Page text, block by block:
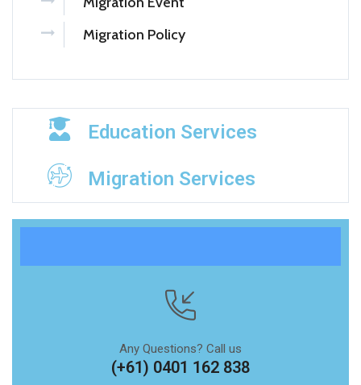
Migration Policy
Education Services
Migration Services
Any Questions? Call us
(+61) 0401 162 838